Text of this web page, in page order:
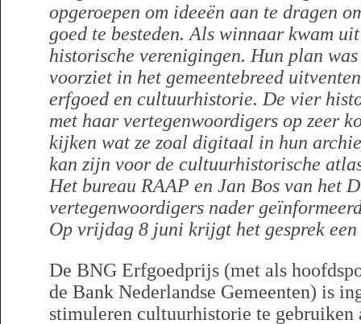
opgeroepen om ideeën aan te dragen
goed te besteden. Als winnaar kwam
historische verenigingen. Hun plan
voorziet in het gemeentebreed
erfgoed en cultuurhistorie. De vier
met haar vertegenwoordigers op zeer
kijken wat ze zoal digitaal in hun
kan zijn voor de cultuurhistorische
Het bureau RAAP en Jan Bos van het
vertegenwoordigers nader
Op vrijdag 8 juni krijgt het gesprek
De BNG Erfgoedprijs (met als
de Bank Nederlandse Gemeenten) is
stimuleren cultuurhistorie te gebruiken